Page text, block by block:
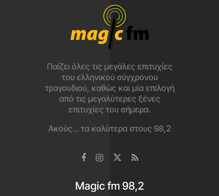
Παίζει όλες τις μεγάλες επιτυχίες
του ελληνικού σύγχρονου
τραγουδιού, καθώς και μία επιλογή
από τις μεγαλύτερες ξένες
επιτυχίες του σήμερα.
Ακούς… τα καλύτερα στους 98,2
Magic fm 98,2